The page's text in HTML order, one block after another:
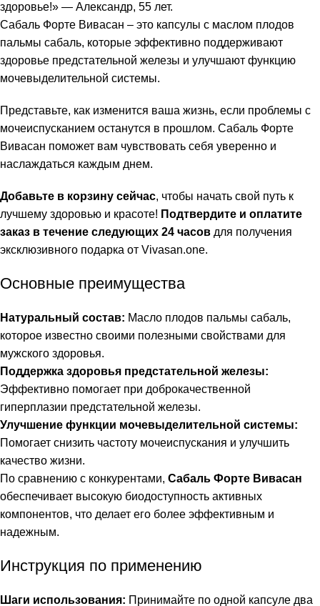
здоровье!» — Александр, 55 лет.
Сабаль Форте Вивасан – это капсулы с маслом плодов
пальмы сабаль, которые эффективно поддерживают
здоровье предстательной железы и улучшают функцию
мочевыделительной системы.
Представьте, как изменится ваша жизнь, если проблемы с
мочеиспусканием останутся в прошлом. Сабаль Форте
Вивасан поможет вам чувствовать себя уверенно и
наслаждаться каждым днем.
Добавьте в корзину сейчас, чтобы начать свой путь к
лучшему здоровью и красоте! Подтвердите и оплатите
заказ в течение следующих 24 часов для получения
эксклюзивного подарка от Vivasan.one.
Основные преимущества
Натуральный состав: Масло плодов пальмы сабаль,
которое известно своими полезными свойствами для
мужского здоровья.
Поддержка здоровья предстательной железы:
Эффективно помогает при доброкачественной
гиперплазии предстательной железы.
Улучшение функции мочевыделительной системы:
Помогает снизить частоту мочеиспускания и улучшить
качество жизни.
По сравнению с конкурентами, Сабаль Форте Вивасан
обеспечивает высокую биодоступность активных
компонентов, что делает его более эффективным и
надежным.
Инструкция по применению
Шаги использования: Принимайте по одной капсуле два